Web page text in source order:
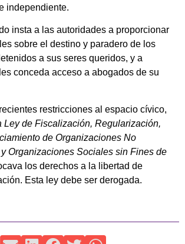
independiente.
insta a las autoridades a proporcionar
sobre el destino y paradero de los
a sus seres queridos, y a
conceda acceso a abogados de su
restricciones al espacio cívico,
Ley de Fiscalización, Regularización,
de Organizaciones No
Organizaciones Sociales sin Fines de
los derechos a la libertad de
Esta ley debe ser derogada.